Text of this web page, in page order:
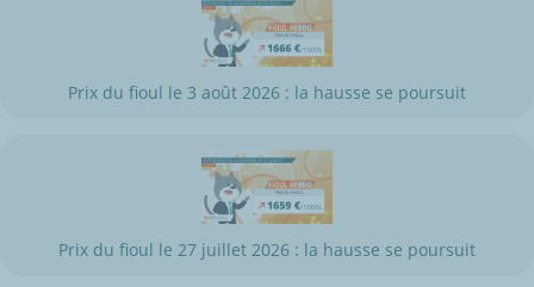
Prix du fioul le 3 août 2026 : la hausse se poursuit
Prix du fioul le 27 juillet 2026 : la hausse se poursuit